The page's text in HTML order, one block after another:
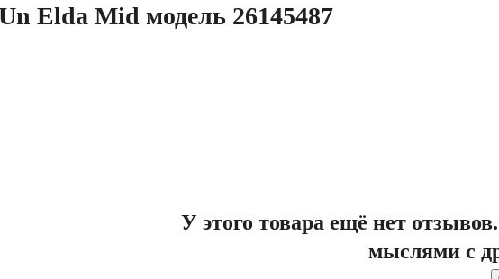
Elda Mid модель 26145487
У этого товара ещё нет
мыслями с